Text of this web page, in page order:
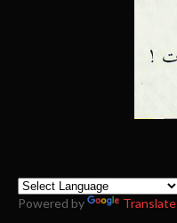
Powered by Translate